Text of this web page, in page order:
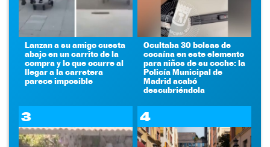
Lanzan a su amigo cuesta
abajo en un carrito de la
compra y lo que ocurre al
llegar a la carretera
parece imposible
Ocultaba 30 bolsas de
cocaína en este elemento
para niños de su coche: la
Policía Municipal de
Madrid acabó
descubriéndola
3 4